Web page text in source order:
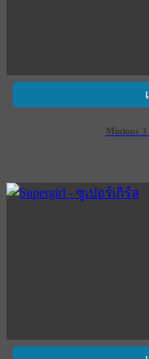
Minions